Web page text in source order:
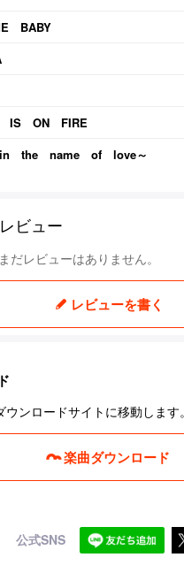
BABY
IS ON FIRE
in the name of love～
ビュー
だレビューはありません。
レビューを書く
ンロードサイトに移動します。
楽曲ダウンロード
公式SNS